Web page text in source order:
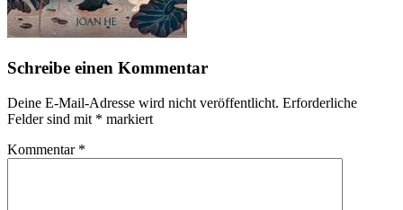
Schreibe einen Kommentar
Deine E-Mail-Adresse wird nicht veröffentlicht. Erforderliche
Felder sind mit * markiert
Kommentar *